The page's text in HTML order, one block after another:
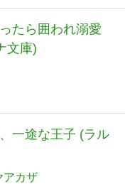
たら囲われ溺愛
文庫)
一途な王子 (ラル
アカザ